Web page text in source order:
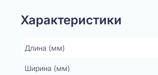
Характеристики
Длина (мм)
Ширина (мм)